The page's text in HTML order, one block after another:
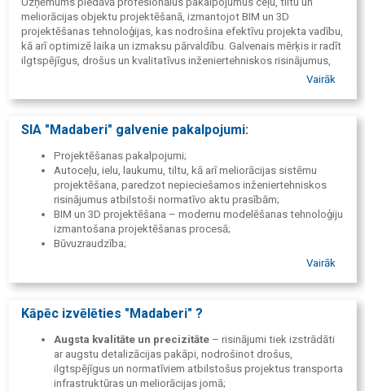
meliorācijas objektu projektēšanā, izmantojot BIM un 3D
projektēšanas tehnoloģijas, kas nodrošina efektīvu projekta vadību,
kā arī optimizē laika un izmaksu pārvaldību. Galvenais mērķis ir radīt
ilgtspējīgus, drošus un kvalitatīvus inženiertehniskos risinājumus,
kas atbilst gan vietējiem, gan starptautiskajiem standartiem.Vairāk
SIA "Madaberi" galvenie pakalpojumi:
Projektēšanas pakalpojumi;
Autoceļu, ielu, laukumu, tiltu, kā arī meliorācijas sistēmu
projektēšana, paredzot nepieciešamos inženiertehniskos
risinājumus atbilstoši normatīvo aktu prasībām;
BIM un 3D projektēšana – modernu modelēšanas tehnoloģiju
izmantošana projektēšanas procesā;
Būvuzraudzība;
Neatkarīga būvdarbu uzraudzība un kontrole, lai nodrošinātu
Vairāk
Kāpēc izvēlēties "Madaberi" ?
Augsta kvalitāte un precizitāte – risinājumi tiek izstrādāti
ar augstu detalizācijas pakāpi, nodrošinot drošus,
ilgtspējīgus un normatīviem atbilstošus projektus transporta
infrastruktūras un meliorācijas jomā;